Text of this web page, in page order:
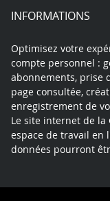
INFORMATIONS
Optimisez votre
compte personnel :
abonnements, prise
page consultée,
enregistrement de
Le site internet de
espace de travail en
données pourront